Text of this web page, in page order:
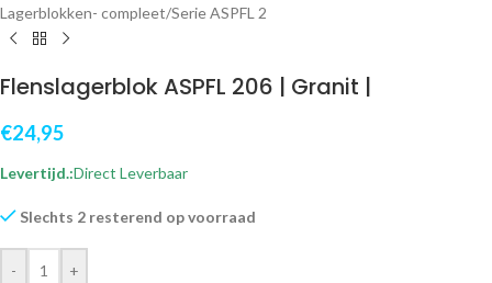
Lagerblokken- compleet/Serie ASPFL 2
Flenslagerblok ASPFL 206 | Granit |
€24,95
Levertijd.:Direct Leverbaar
Slechts 2 resterend op voorraad
- +